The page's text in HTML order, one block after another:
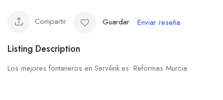
Compartir Guardar Enviar reseña
Listing Description
Los mejores fontaneros en Servilink.es: Reformas Murcia